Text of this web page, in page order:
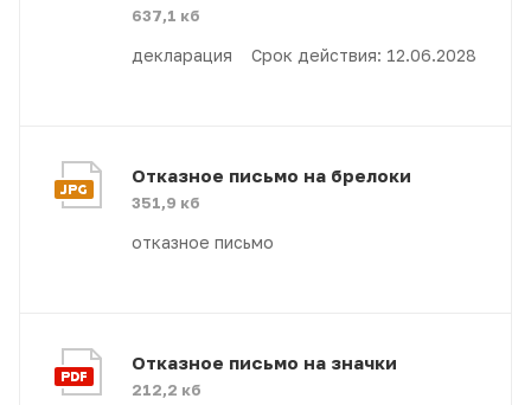
637,1 кб
декларация Срок действия: 12.06.2028
Отказное письмо на брелоки
351,9 кб
отказное письмо
Отказное письмо на значки
212,2 кб